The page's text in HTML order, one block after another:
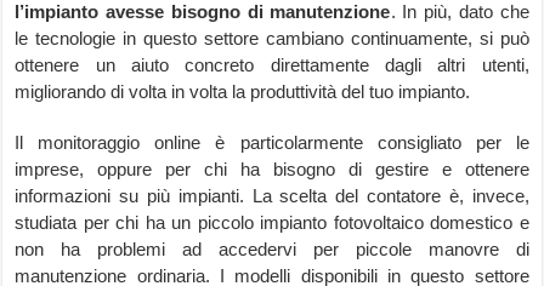
l’impianto avesse bisogno di manutenzione. In più, dato che
le tecnologie in questo settore cambiano continuamente, si può
ottenere un aiuto concreto direttamente dagli altri utenti,
migliorando di volta in volta la produttività del tuo impianto.
Il monitoraggio online è particolarmente consigliato per le
imprese, oppure per chi ha bisogno di gestire e ottenere
informazioni su più impianti. La scelta del contatore è, invece,
studiata per chi ha un piccolo impianto fotovoltaico domestico e
non ha problemi ad accedervi per piccole manovre di
manutenzione ordinaria. I modelli disponibili in questo settore